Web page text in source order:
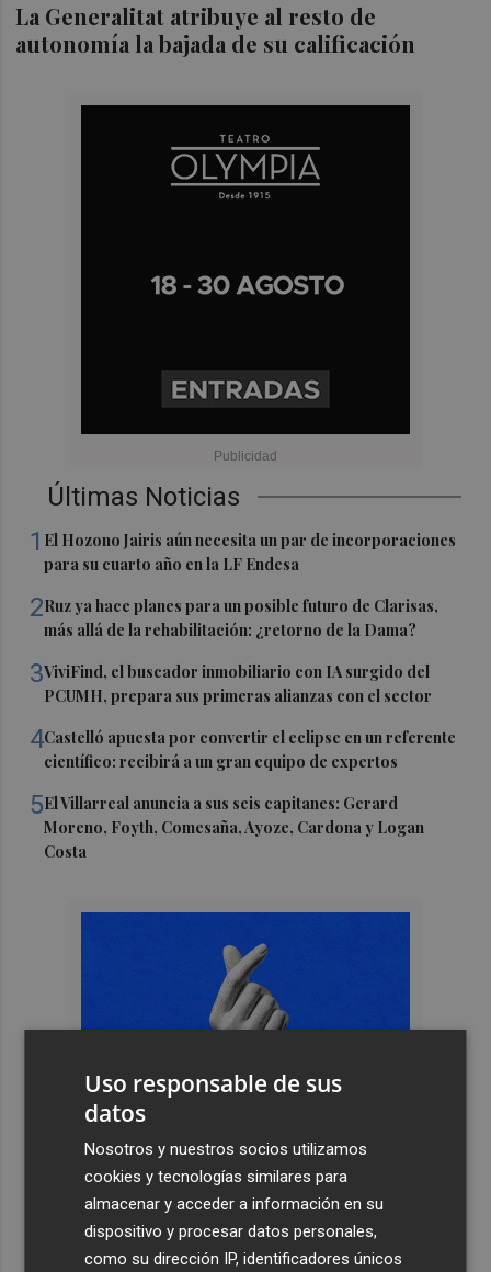
La Generalitat atribuye al resto de
autonomía la bajada de su calificación
Últimas Noticias
1 El Hozono Jairis aún necesita un par de incorporaciones
para su cuarto año en la LF Endesa
2Ruz ya hace planes para un posible futuro de Clarisas,
más allá de la rehabilitación: ¿retorno de la Dama?
3ViviFind, el buscador inmobiliario con IA surgido del
PCUMH, prepara sus primeras alianzas con el sector
4Castelló apuesta por convertir el eclipse en un referente
científico: recibirá a un gran equipo de expertos
5El Villarreal anuncia a sus seis capitanes: Gerard
Moreno, Foyth, Comesaña, Ayoze, Cardona y Logan
Costa
Uso responsable de sus
datos
Nosotros y nuestros socios utilizamos
cookies y tecnologías similares para
almacenar y acceder a información en su
dispositivo y procesar datos personales,
como su dirección IP, identificadores únicos